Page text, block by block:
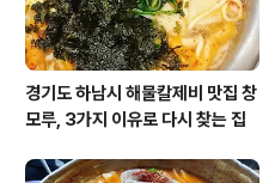
경기도 하남시 해물칼제비 맛집 창
모루, 3가지 이유로 다시 찾는 집